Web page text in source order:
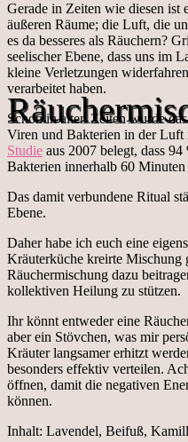
Gerade in Zeiten wie diesen ist
äußeren Räume; die Luft, die
es da besseres als Räuchern?
seelischer Ebene, dass uns im
kleine Verletzungen
verarbeitet haben.
Schon in alten Zeiten wurde
Viren und Bakterien in der
Studie aus 2007 belegt, dass
Bakterien innerhalb 60 Minuten
Das damit verbundene Ritual
Ebene.
Daher habe ich euch eine
Kräuterküche kreirte Mischung
Räuchermischung dazu
kollektiven Heilung zu stützen.
Ihr könnt entweder eine
aber ein Stövchen, was mir
Kräuter langsamer erhitzt
besonders effektiv verteilen.
öffnen, damit die negativen
können.
Inhalt: Lavendel, Beifuß,